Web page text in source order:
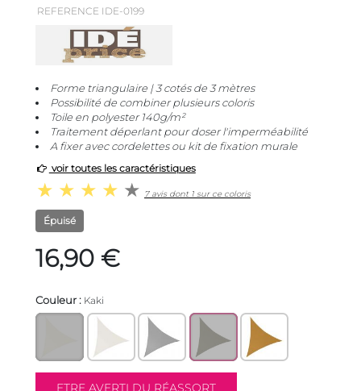
REFERENCE IDE-0199
Forme triangulaire | 3 cotés de 3 mètres
Possibilité de combiner plusieurs coloris
Toile en polyester 140g/m²
Traitement déperlant pour doser l'imperméabilité
A fixer avec cordelettes ou kit de fixation murale
voir toutes les caractéristiques
7 avis dont 1 sur ce coloris
Épuisé
16,90 €
Couleur : Kaki